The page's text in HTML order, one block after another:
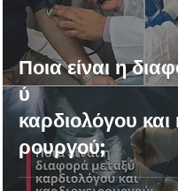
Ποια είναι η
ύ
καρδιολόγου και
ρουργού;